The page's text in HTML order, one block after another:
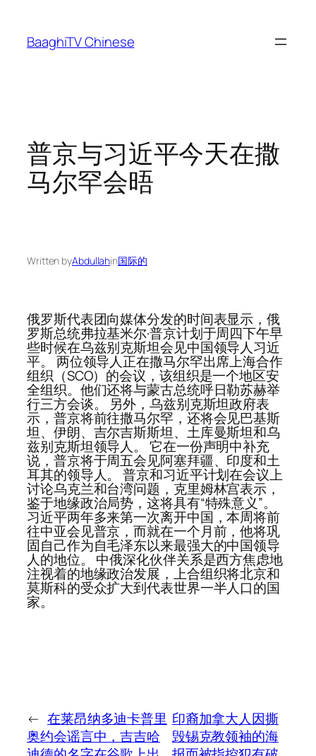
content
BaaghiTV Chinese
普京与习近平今天在撒
马尔罕会晤
Written byAbdullahin国际的
俄罗斯代表团向媒体分发的时间表显示，俄
罗斯总统弗拉基米尔·普京计划于周四下午早
些时候在乌兹别克斯坦会见中国领导人习近
平。 两位领导人正在撒马尔罕出席上海合作
组织（SCO）的会议，该组织是一个地区安
全组织。他们还将与蒙古总统呼日勒苏赫举
行三方会谈。 另外，乌兹别克斯坦政府表
示，普京将前往撒马尔罕，还将会见巴基斯
坦、伊朗、吉尔吉斯斯坦、土库曼斯坦和乌
兹别克斯坦领导人。 它在一份声明中补充
说，普京将于周五会见阿塞拜疆、印度和土
耳其的领导人。 普京和习近平计划在会议上
讨论乌克兰和台湾问题，克里姆林宫表示，
鉴于地缘政治局势，这将具有“特殊意义”。
习近平两年多来第一次离开中国，本周将前
往中亚会见普京，而就在一个月前，他将巩
固自己作为自毛泽东以来最强大的中国领导
人的地位。 中俄深化伙伴关系是西方焦虑地
注视着的地缘政治发展，上合组织将北京和
莫斯科的受众扩大到代表世界一半人口的国
家。
← 在莱昂纳多迪卡普里
奥约会谣言中，吉吉哈
印裔加拿大人因撕
毁锡克教领袖的海